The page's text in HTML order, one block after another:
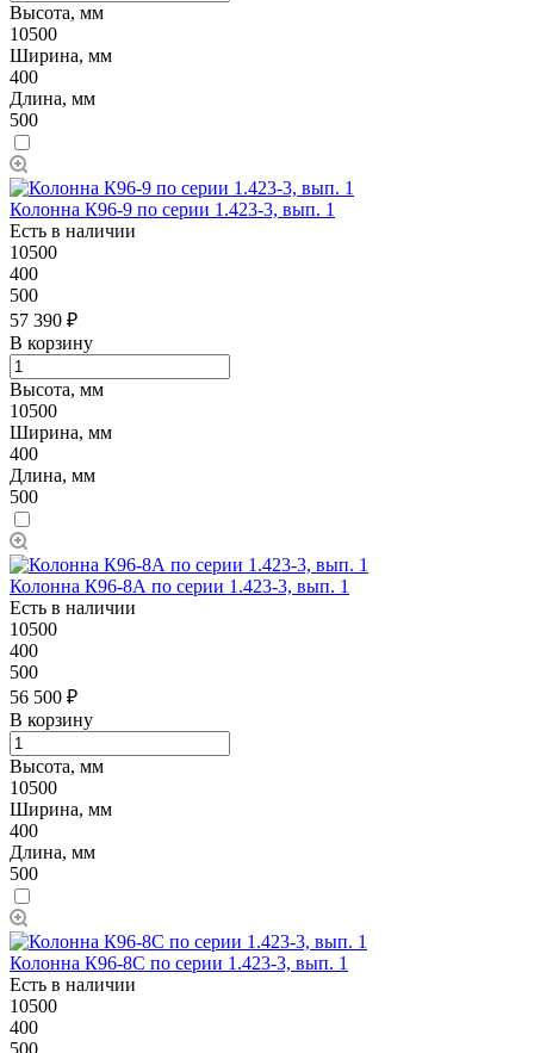
Высота, мм
10500
Ширина, мм
400
Длина, мм
500
Колонна К96-9 по серии 1.423-3, вып. 1
Есть в наличии
10500
400
500
57 390 ₽
В корзину
Высота, мм
10500
Ширина, мм
400
Длина, мм
500
Колонна К96-8А по серии 1.423-3, вып. 1
Есть в наличии
10500
400
500
56 500 ₽
В корзину
Высота, мм
10500
Ширина, мм
400
Длина, мм
500
Колонна К96-8C по серии 1.423-3, вып. 1
Есть в наличии
10500
400
500